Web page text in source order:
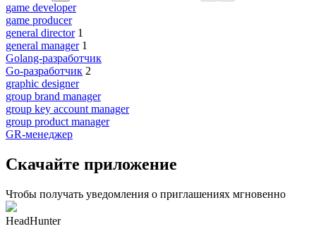
game developer
game producer
general director 1
general manager 1
Golang-разработчик
Go-разработчик 2
graphic designer
group brand manager
group key account manager
group product manager
GR-менеджер
Скачайте приложение
Чтобы получать уведомления о приглашениях мгновенно
HeadHunter